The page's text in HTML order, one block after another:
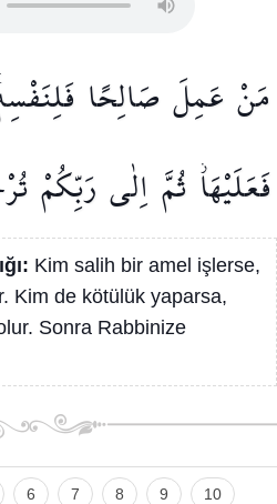
مَنْ عَمِلَصَالِحًا
فَعَلَيْهَاۘ ثُمَّاِلٰى رَبِّكُمْ
Kim salih bir amel işlerse,
Kim de kötülük yaparsa,
Sonra Rabbinize
6 7 8 9 10